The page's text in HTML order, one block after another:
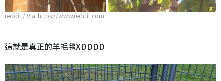
reddit / Via https://www.reddit.com
這就是真正的羊毛毯XDDDD